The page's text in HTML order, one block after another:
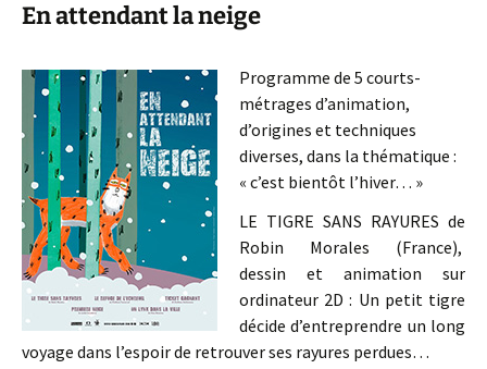
En attendant la neige
Programme de 5 courts-
métrages d’animation,
d’origines et techniques
diverses, dans la thématique :
« c’est bientôt l’hiver… »
LE TIGRE SANS RAYURES de
Robin Morales (France),
dessin et animation sur
ordinateur 2D : Un petit tigre
décide d’entreprendre un long
voyage dans l’espoir de retrouver ses rayures perdues…